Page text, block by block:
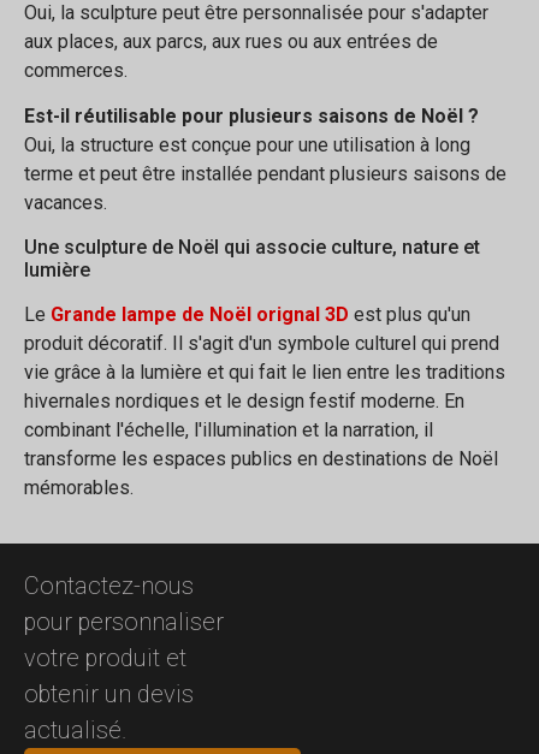
Oui, la sculpture peut être personnalisée pour s'adapter
aux places, aux parcs, aux rues ou aux entrées de
commerces.
Est-il réutilisable pour plusieurs saisons de Noël ?
Oui, la structure est conçue pour une utilisation à long
terme et peut être installée pendant plusieurs saisons de
vacances.
Une sculpture de Noël qui associe culture, nature et
lumière
Le Grande lampe de Noël orignal 3D est plus qu'un
produit décoratif. Il s'agit d'un symbole culturel qui prend
vie grâce à la lumière et qui fait le lien entre les traditions
hivernales nordiques et le design festif moderne. En
combinant l'échelle, l'illumination et la narration, il
transforme les espaces publics en destinations de Noël
mémorables.
Contactez-nous
pour personnaliser
votre produit et
obtenir un devis
actualisé.